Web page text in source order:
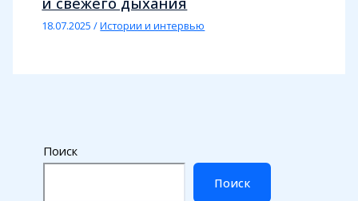
18.07.2025/Истории и интервью
Поиск
Поиск